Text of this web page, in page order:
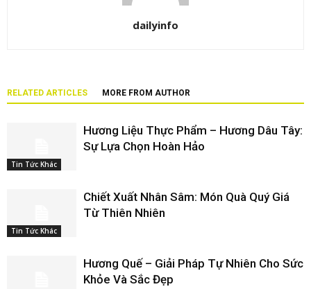
dailyinfo
RELATED ARTICLES MORE FROM AUTHOR
Tin Tức Khác
Hương Liệu Thực Phẩm – Hương Dâu Tây:
Sự Lựa Chọn Hoàn Hảo
Tin Tức Khác
Chiết Xuất Nhân Sâm: Món Quà Quý Giá
Từ Thiên Nhiên
Hương Quế – Giải Pháp Tự Nhiên Cho Sức
Khỏe Và Sắc Đẹp